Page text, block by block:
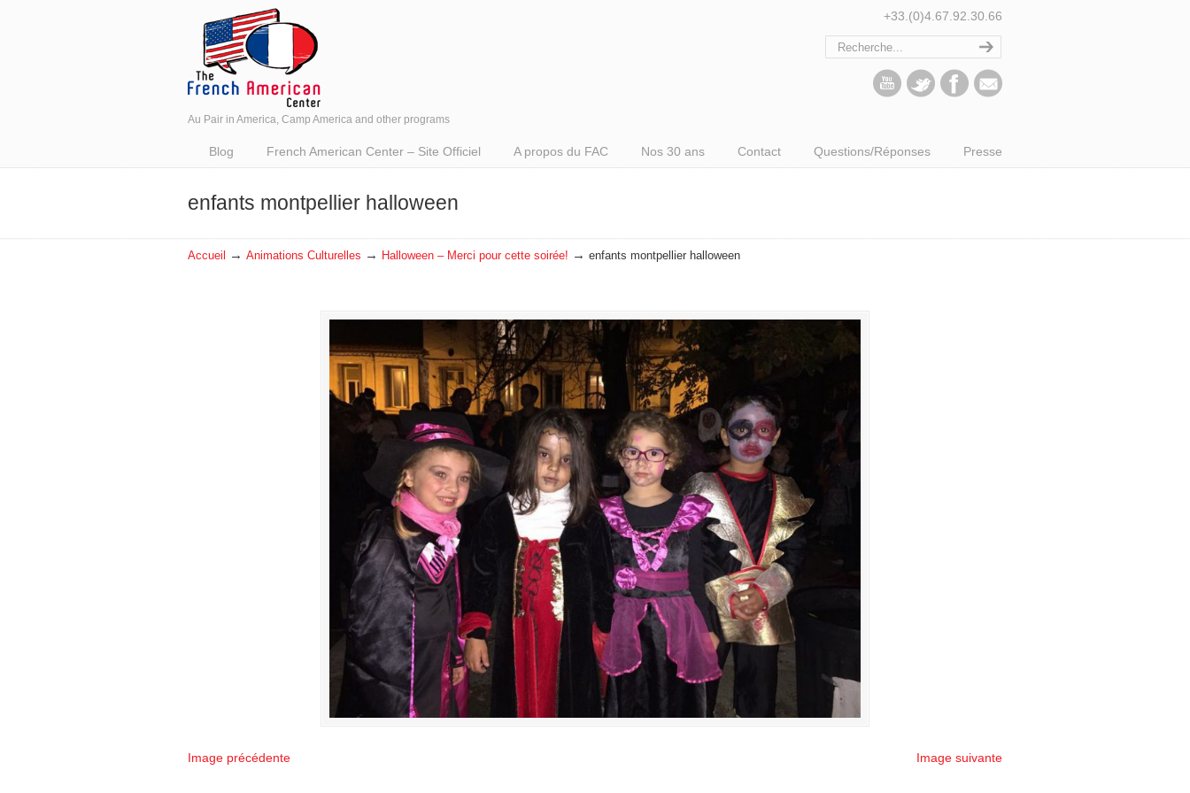
Au Pair in America, Camp America and other programs
+33.(0)4.67.92.30.66
Blog French American Center – Site Officiel A propos du FAC Nos 30 ans Contact Questions/Réponses Presse
enfants montpellier halloween
Accueil → Animations Culturelles → Halloween – Merci pour cette soirée! → enfants montpellier halloween
Image précédente Image suivante